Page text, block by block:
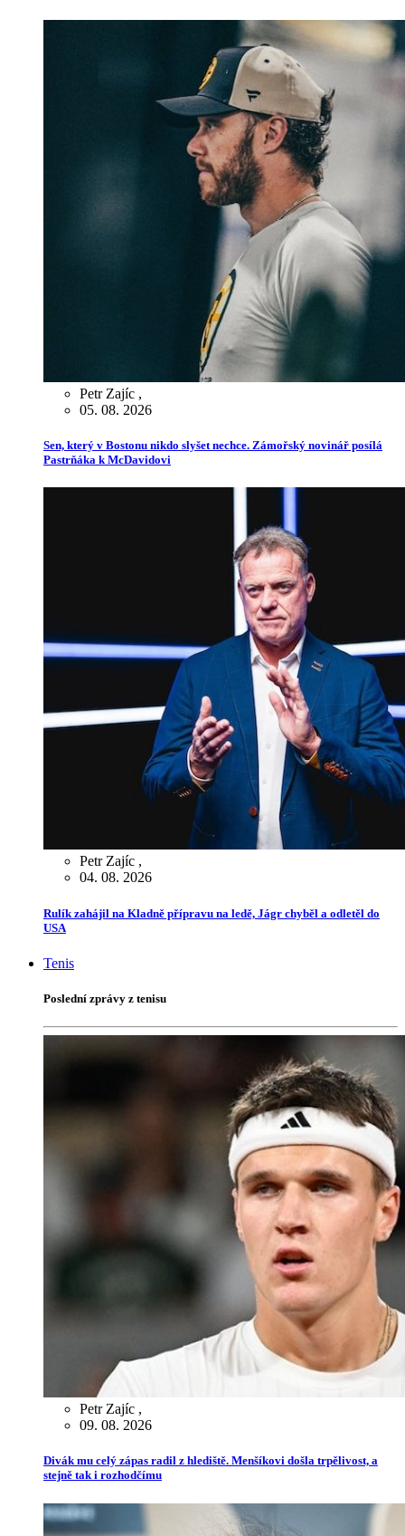
Petr Zajíc ,
05. 08. 2026
Sen, který v Bostonu nikdo slyšet nechce. Zámořský novinář posílá
Pastrňáka k McDavidovi
Petr Zajíc ,
04. 08. 2026
Rulík zahájil na Kladně přípravu na ledě, Jágr chyběl a odletěl do
USA
Tenis
Poslední zprávy z tenisu
Petr Zajíc ,
09. 08. 2026
Divák mu celý zápas radil z hlediště. Menšíkovi došla trpělivost, a
stejně tak i rozhodčímu